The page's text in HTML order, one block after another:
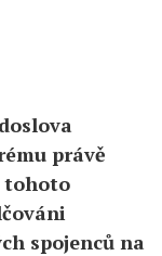
právě
tohoto
spojenců na